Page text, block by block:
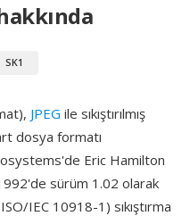
SK1
JPEG ile sıkıştırılmış
dosya formatı
Eric Hamilton
sürüm 1.02 olarak
IEC 10918-1) sıkıştırma